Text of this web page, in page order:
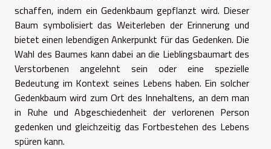
schaffen, indem ein Gedenkbaum gepflanzt wird. Dieser
Baum symbolisiert das Weiterleben der Erinnerung und
bietet einen lebendigen Ankerpunkt für das Gedenken. Die
Wahl des Baumes kann dabei an die Lieblingsbaumart des
Verstorbenen angelehnt sein oder eine spezielle
Bedeutung im Kontext seines Lebens haben. Ein solcher
Gedenkbaum wird zum Ort des Innehaltens, an dem man
in Ruhe und Abgeschiedenheit der verlorenen Person
gedenken und gleichzeitig das Fortbestehen des Lebens
spüren kann.